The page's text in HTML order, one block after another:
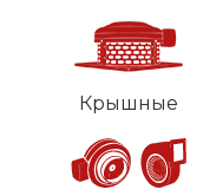
Крышные